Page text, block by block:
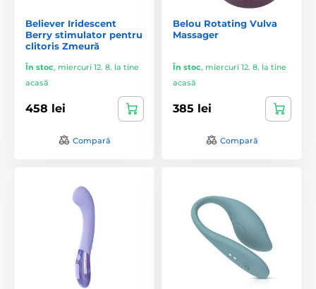
Believer Iridescent
Berry stimulator pentru
clitoris Zmeură
În stoc, miercuri 12. 8. la tine
acasă
458 lei
Compară
Belou Rotating Vulva
Massager
În stoc, miercuri 12. 8. la tine
acasă
385 lei
Compară